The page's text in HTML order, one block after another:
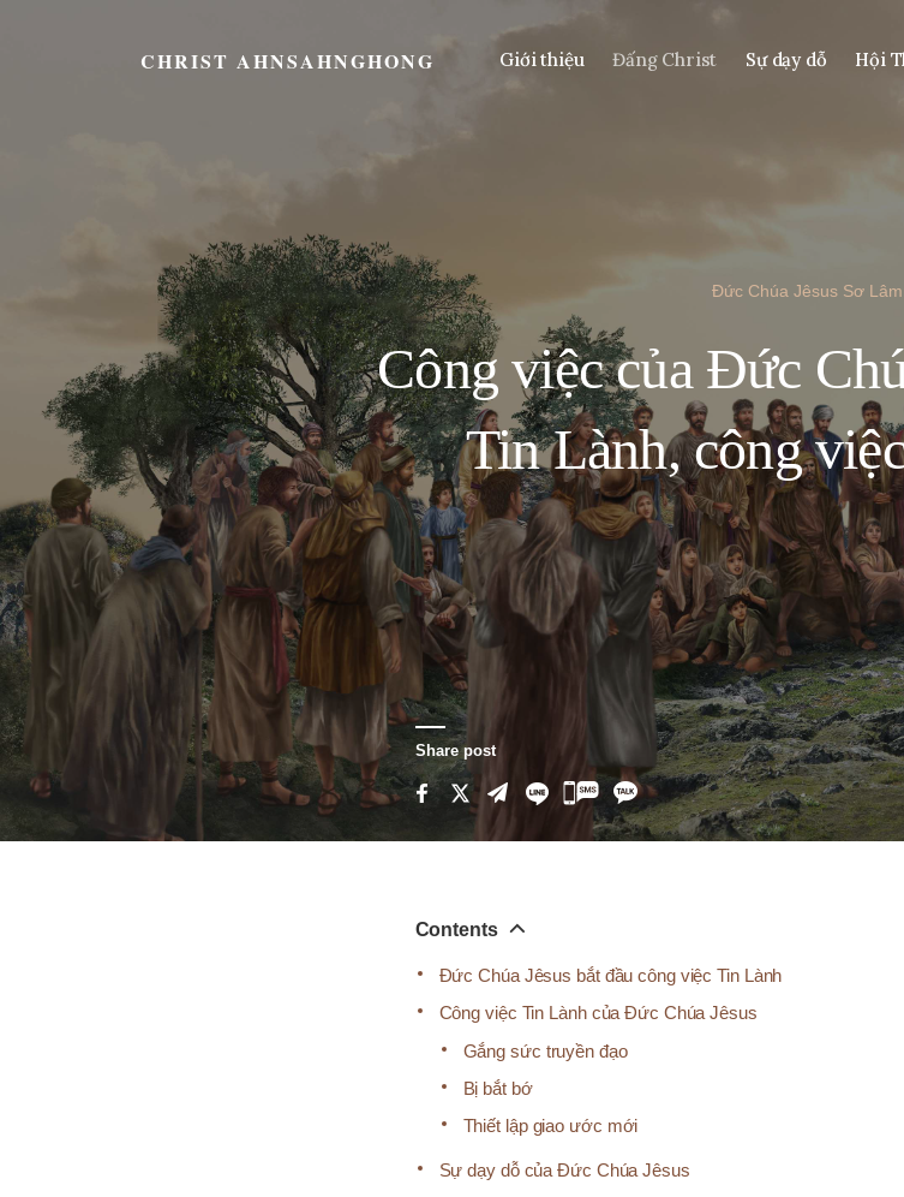
CHRIST AHNSAHNGHONG Giới thiệu Đấng Christ Sự dạy dỗ Hội
Đức Chúa Jêsus Sơ Lâm
Công việc của Đức
Tin Lành, công
Share post
카
카
오
Contents
Đức Chúa Jêsus bắt đầu công việc Tin Lành
Công việc Tin Lành của Đức Chúa Jêsus
Gắng sức truyền đạo
Bị bắt bớ
Thiết lập giao ước mới
Sự dạy dỗ của Đức Chúa Jêsus